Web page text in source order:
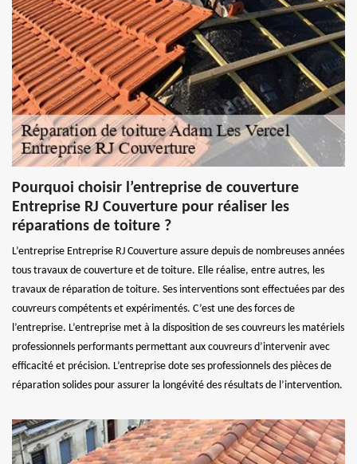
Pourquoi choisir l’entreprise de couverture
Entreprise RJ Couverture pour réaliser les
réparations de toiture ?
L’entreprise Entreprise RJ Couverture assure depuis de nombreuses années
tous travaux de couverture et de toiture. Elle réalise, entre autres, les
travaux de réparation de toiture. Ses interventions sont effectuées par des
couvreurs compétents et expérimentés. C’est une des forces de
l’entreprise. L’entreprise met à la disposition de ses couvreurs les matériels
professionnels performants permettant aux couvreurs d’intervenir avec
efficacité et précision. L’entreprise dote ses professionnels des pièces de
réparation solides pour assurer la longévité des résultats de l’intervention.